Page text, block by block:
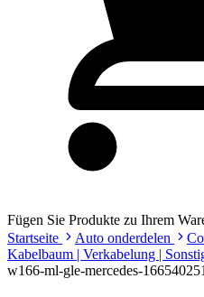
Fügen Sie Produkte zu Ihrem
Startseite Auto onderdelen
Kabelbaum | Verkabelung |
w166-ml-gle-mercedes-